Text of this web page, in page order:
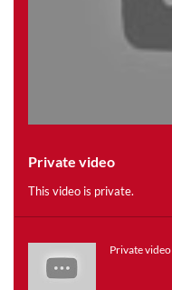
Private video
This video is private.
Private video